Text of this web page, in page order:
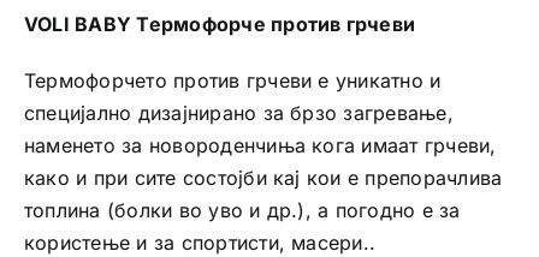
VOLI BABY Термофорче против грчеви
Термофорчето против грчеви е уникатно и
специјално дизајнирано за брзо загревање,
наменето за новороденчиња кога имаат грчеви,
како и при сите состојби кај кои е препорачлива
топлина (болки во уво и др.), а погодно е за
користење и за спортисти, масери..